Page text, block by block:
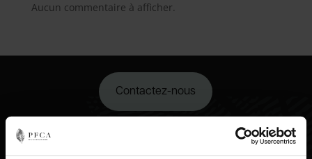
Aucun commentaire à afficher.
Contactez-nous